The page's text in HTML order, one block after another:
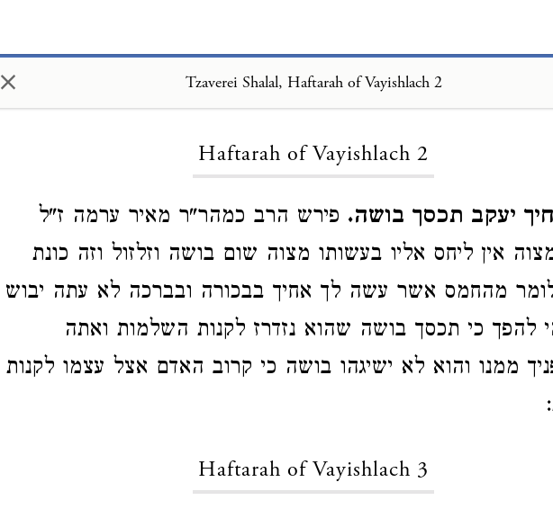
× Tzaverei Shalal, Haftarah of Vayishlach 2
Haftarah of Vayishlach 2
יעקב תכסך בושה. פירש הרב כמהר"ר מאיר ערמה ז"ל
אין ליחס אליו בעשותו מצוה שום בושה וזלזול וזה כונת
מהחמס אשר עשה לך אחיך בבכורה ובברכה לא עתה יבוש
להפך כי תכסך בושה שהוא נזדרז לקנות השלמות ואתה
ממנו והוא לא ישיגהו בושה כי קרוב האדם אצל עצמו לקנות
Haftarah of Vayishlach 3